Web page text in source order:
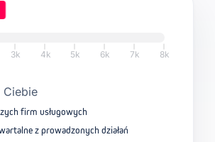
3k 4k 5k 6k 7k 8k
Ciebie
firm usługowych
z prowadzonych działań